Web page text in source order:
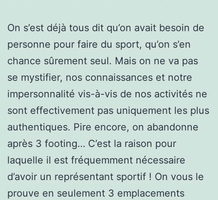
On s’est déjà tous dit qu’on avait besoin de
personne pour faire du sport, qu’on s’en
chance sûrement seul. Mais on ne va pas
se mystifier, nos connaissances et notre
impersonnalité vis-à-vis de nos activités ne
sont effectivement pas uniquement les plus
authentiques. Pire encore, on abandonne
après 3 footing… C’est la raison pour
laquelle il est fréquemment nécessaire
d’avoir un représentant sportif ! On vous le
prouve en seulement 3 emplacements